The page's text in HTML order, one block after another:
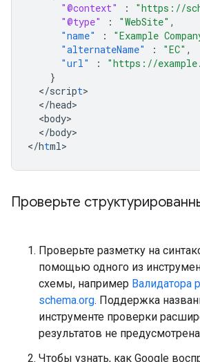
"@context"
: "https://
"@type"
: "WebSite" ,
"name"
: "Example
"alternateName"
: "EC" ,
"url"
:
"https://
}
</script
</head
<body
</body>
</html>
Проверьте
Проверьте разметку на
помощью одного из
схемы, например Валидатора
schema.org. Поддержка
инструменте проверки
результатов не
Чтобы узнать, как Google